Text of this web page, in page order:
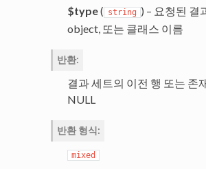
$type( string ) – 요청된 결
object, 또는 클래스 이름
반환:
결과 세트의 이전 행 또는 존
NULL
반환 형식:
mixed